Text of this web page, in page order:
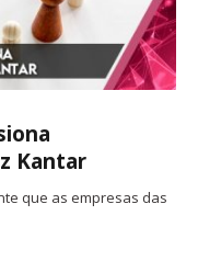
Kantar
que as empresas das